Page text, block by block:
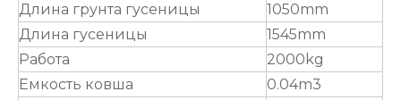
Длина грунта гусеницы
1050mm
Длина гусеницы
1545mm
Работа
2000kg
Емкость ковша
0.04m3